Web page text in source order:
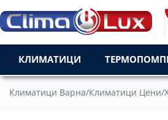
КЛИМАТИЦИ
Климатици Варна/Климатици Цени/